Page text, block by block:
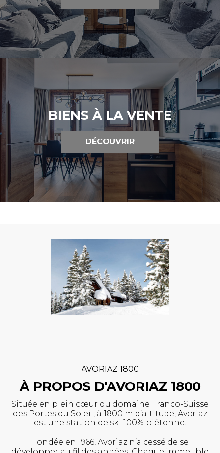
BIENS À LA VENTE
DÉCOUVRIR
AVORIAZ 1800
À PROPOS D'AVORIAZ 1800
Située en plein cœur du domaine Franco-Suisse
des Portes du Soleil, à 1800 m d’altitude, Avoriaz
est une station de ski 100% piétonne.
Fondée en 1966, Avoriaz n’a cessé de se